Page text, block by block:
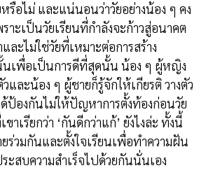
อไม่ และแน่นอนว่าวัยอย่างน้อง ๆ คง
าะเป็นวัยเรียนที่กำลังจะก้าวสู่อนาคต
ละไม่ใช่วัยที่เหมาะต่อการสร้าง
นเพื่อเป็นการดีที่สุดนั้น น้อง ๆ ผู้หญิง
และน้อง ๆ ผู้ชายก็รู้จักให้เกียรติ วางตัว
ป้องกันไม่ให้ปัญหาการตั้งท้องก่อนวัย
าเรียกว่า ‘กันดีกว่าแก้’ ยังไงล่ะ ทั้งนี้
ร่วมกันและตั้งใจเรียนเพื่อทำความฝัน
ะสบความสำเร็จไปด้วยกันนั่นเอง